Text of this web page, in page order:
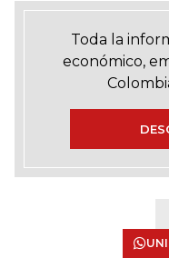
Toda la
económico,